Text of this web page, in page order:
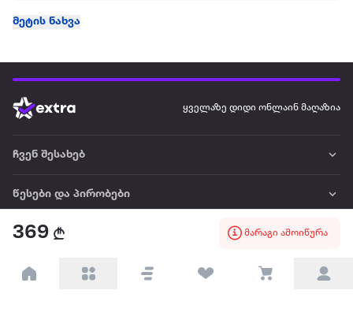
369 მარაგი ამოიწურა
მეტის ნახვა
ყველაზე დიდი ონლაინ მაღაზია
ჩვენ შესახებ
წესები და პირობები
პარტნიორებისთვის
ტრენდული